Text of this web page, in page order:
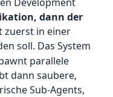
dann der
zuerst in einer
soll. Das System
parallele
dann saubere,
Sub-Agents,